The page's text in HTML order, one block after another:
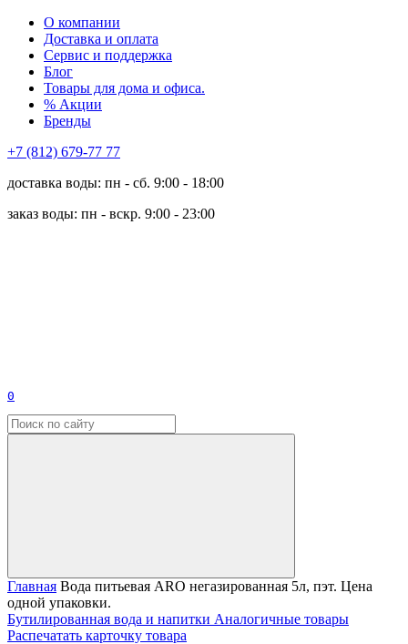
О компании
Доставка и оплата
Сервис и поддержка
Блог
Товары для дома и офиса.
% Акции
Бренды
+7 (812) 679-77 77
доставка воды: пн - сб. 9:00 - 18:00
заказ воды: пн - вскр. 9:00 - 23:00
0
Главная Вода питьевая ARO негазированная 5л, пэт. Цена
одной упаковки.
Бутилированная вода и напитки Аналогичные товары
Распечатать карточку товара